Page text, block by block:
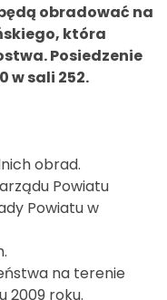
obradować na
która
Posiedzenie
w sali 252.
obrad.
Powiatu
Powiatu w
na terenie
2009 roku.